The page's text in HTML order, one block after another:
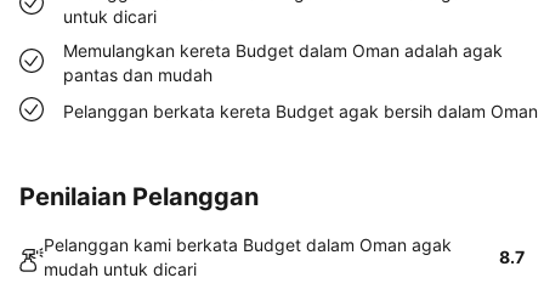
untuk dicari
Memulangkan kereta Budget dalam Oman adalah agak
pantas dan mudah
Pelanggan berkata kereta Budget agak bersih dalam Oman
Penilaian Pelanggan
Pelanggan kami berkata Budget dalam Oman agak
mudah untuk dicari
8.7